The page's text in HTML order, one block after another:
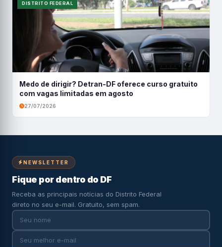
DISTRITO FEDERAL
Medo de dirigir? Detran-DF oferece curso gratuito
com vagas limitadas em agosto
27/07/2026
NEWSLETTER
Fique por dentro do DF
Receba as principais notícias do Distrito Federal
direto no seu e-mail. Gratuito, sem spam.